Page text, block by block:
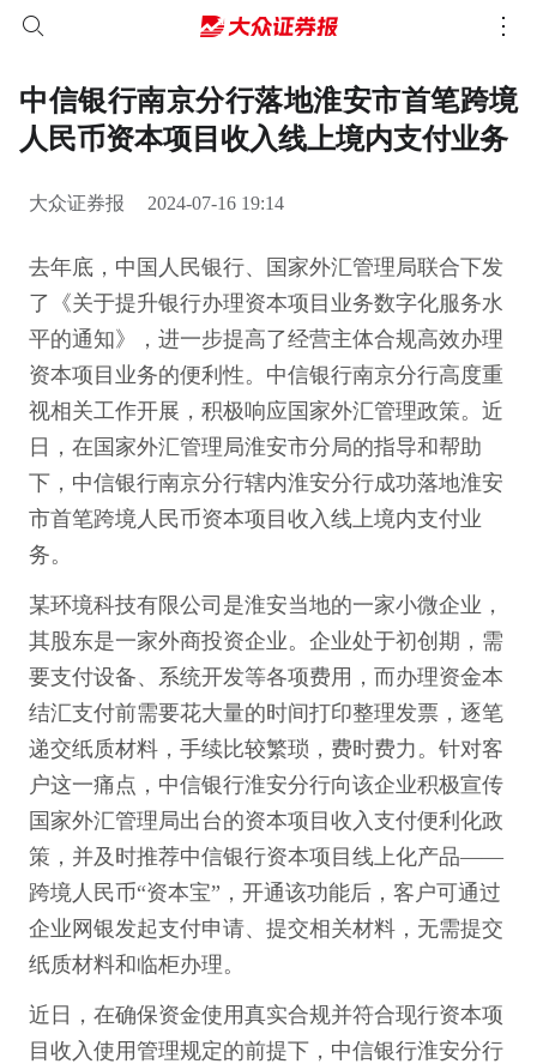
中信银行南京分行落地淮安市首笔跨境
人民币资本项目收入线上境内支付业务
大众证券报 2024-07-16 19:14
去年底，中国人民银行、国家外汇管理局联合下发
了《关于提升银行办理资本项目业务数字化服务水
平的通知》，进一步提高了经营主体合规高效办理
资本项目业务的便利性。中信银行南京分行高度重
视相关工作开展，积极响应国家外汇管理政策。近
日，在国家外汇管理局淮安市分局的指导和帮助
下，中信银行南京分行辖内淮安分行成功落地淮安
市首笔跨境人民币资本项目收入线上境内支付业
务。
某环境科技有限公司是淮安当地的一家小微企业，
其股东是一家外商投资企业。企业处于初创期，需
要支付设备、系统开发等各项费用，而办理资金本
结汇支付前需要花大量的时间打印整理发票，逐笔
递交纸质材料，手续比较繁琐，费时费力。针对客
户这一痛点，中信银行淮安分行向该企业积极宣传
国家外汇管理局出台的资本项目收入支付便利化政
策，并及时推荐中信银行资本项目线上化产品——
跨境人民币“资本宝”，开通该功能后，客户可通过
企业网银发起支付申请、提交相关材料，无需提交
纸质材料和临柜办理。
近日，在确保资金使用真实合规并符合现行资本项
目收入使用管理规定的前提下，中信银行淮安分行